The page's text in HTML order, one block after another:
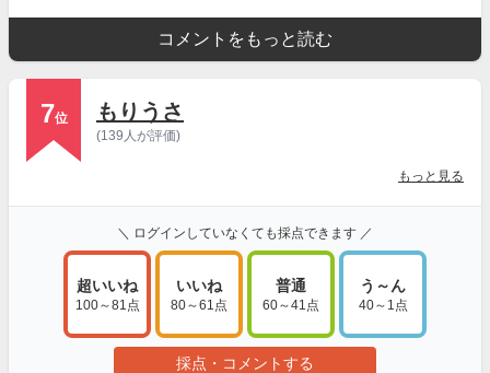
コメントをもっと読む
7位 もりうさ
(139人が評価)
もっと見る
＼ ログインしていなくても採点できます ／
超いいね
100～81点
いいね
80～61点
普通
60～41点
う～ん
40～1点
採点・コメントする